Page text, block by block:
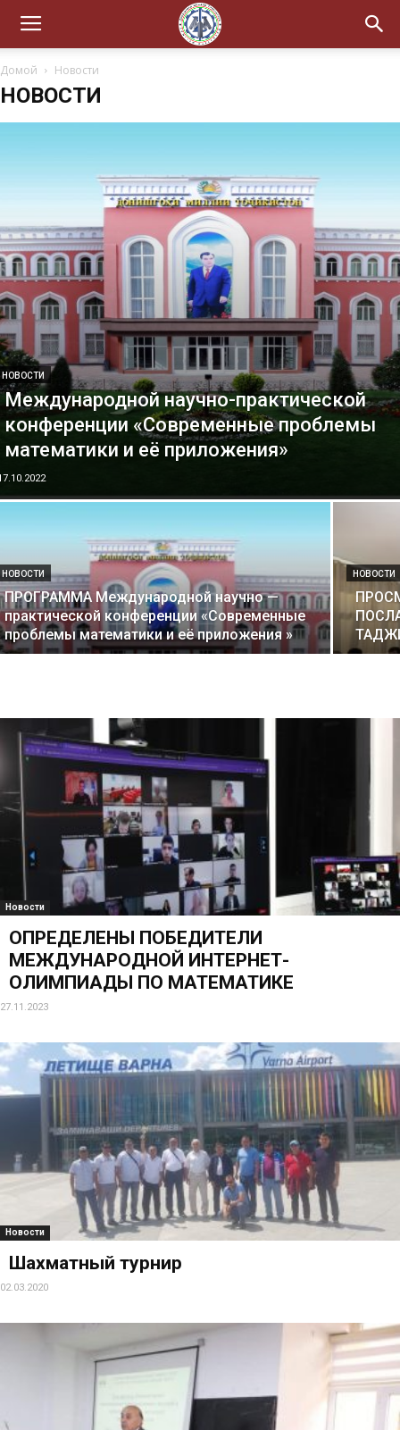
Домой Новости
НОВОСТИ
НОВОСТИ
Международной научно-практической
конференции «Современные проблемы
математики и её приложения»
НОВОСТИ
ПРОГРАММА Международной научно —
практической конференции «Современные
проблемы математики и её приложения »
НОВОСТИ
Новости
ОПРЕДЕЛЕНЫ ПОБЕДИТЕЛИ
МЕЖДУНАРОДНОЙ ИНТЕРНЕТ-
ОЛИМПИАДЫ ПО МАТЕМАТИКЕ
27.11.2023
Новости
Шахматный турнир
02.03.2020